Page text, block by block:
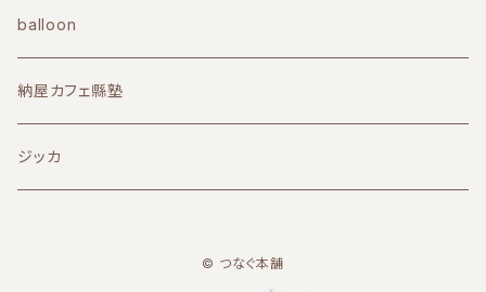
balloon
納屋カフェ縣塾
ジッカ
© つなぐ本舗